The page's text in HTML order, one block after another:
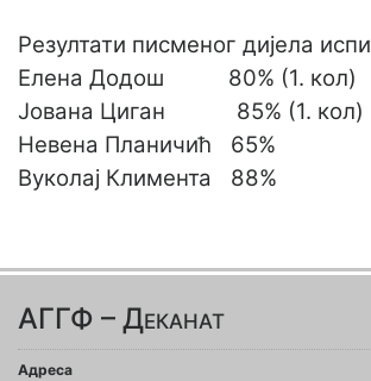
Резултати писменог дијела
Елена Додош
80% (1. кол)
Јована Циган
85% (1. кол)
Невена Планичић
65%
Вуколај Климента
88%
АГГФ – Деканат
Адреса